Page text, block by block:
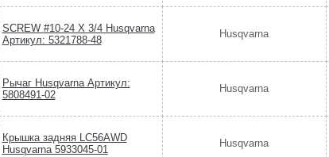
SCREW #10-24 X 3/4 Husqvarna
Артикул: 5321788-48
Husqvarna
Рычаг Husqvarna Артикул:
5808491-02
Husqvarna
Крышка задняя LC56AWD
Husqvarna 5933045-01
Husqvarna